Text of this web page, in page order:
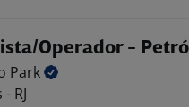
Operador -
Park
RJ